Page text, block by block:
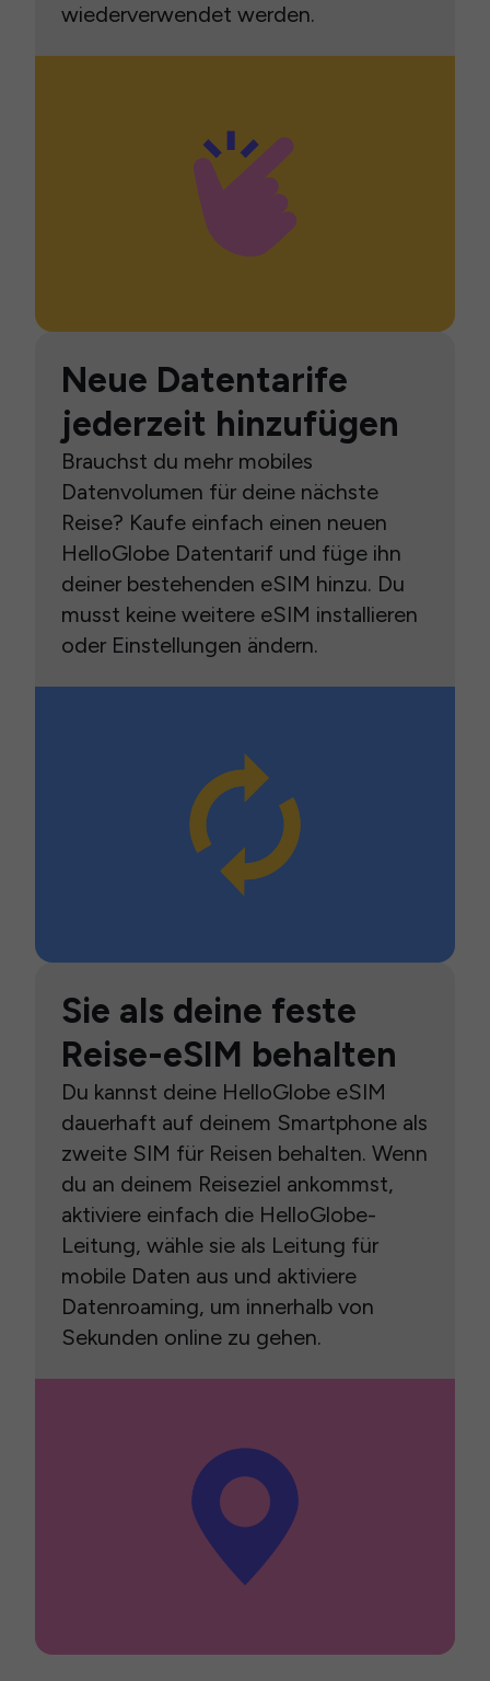
wiederverwendet werden.
Neue Datentarife
jederzeit hinzufügen
Brauchst du mehr mobiles
Datenvolumen für deine nächste
Reise? Kaufe einfach einen neuen
HelloGlobe Datentarif und füge ihn
deiner bestehenden eSIM hinzu. Du
musst keine weitere eSIM installieren
oder Einstellungen ändern.
Sie als deine feste
Reise-eSIM behalten
Du kannst deine HelloGlobe eSIM
dauerhaft auf deinem Smartphone als
zweite SIM für Reisen behalten. Wenn
du an deinem Reiseziel ankommst,
aktiviere einfach die HelloGlobe-
Leitung, wähle sie als Leitung für
mobile Daten aus und aktiviere
Datenroaming, um innerhalb von
Sekunden online zu gehen.